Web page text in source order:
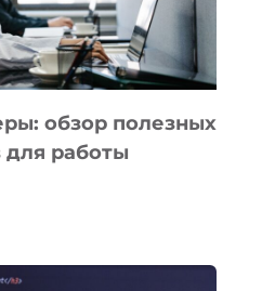
обзор полезных
для работы